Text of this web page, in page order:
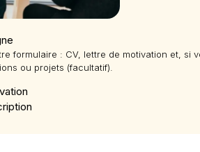
formulaire : CV, lettre de motivation et, si
ou projets (facultatif).